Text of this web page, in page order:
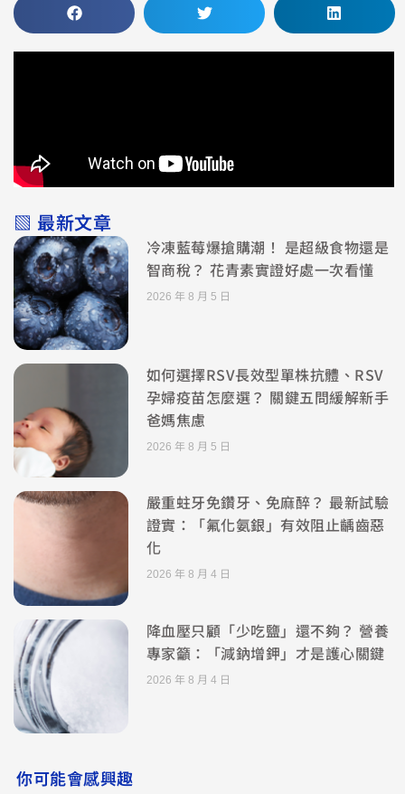
▧ 最新文章
冷凍藍莓爆搶購潮！ 是超級食物還是
智商稅？ 花青素實證好處一次看懂
2026 年 8 月 5 日
如何選擇RSV長效型單株抗體、RSV
孕婦疫苗怎麼選？ 關鍵五問緩解新手
爸媽焦慮
2026 年 8 月 5 日
嚴重蛀牙免鑽牙、免麻醉？ 最新試驗
證實：「氟化氨銀」有效阻止齲齒惡
化
2026 年 8 月 4 日
降血壓只顧「少吃鹽」還不夠？ 營養
專家籲：「減鈉增鉀」才是護心關鍵
2026 年 8 月 4 日
你可能會感興趣